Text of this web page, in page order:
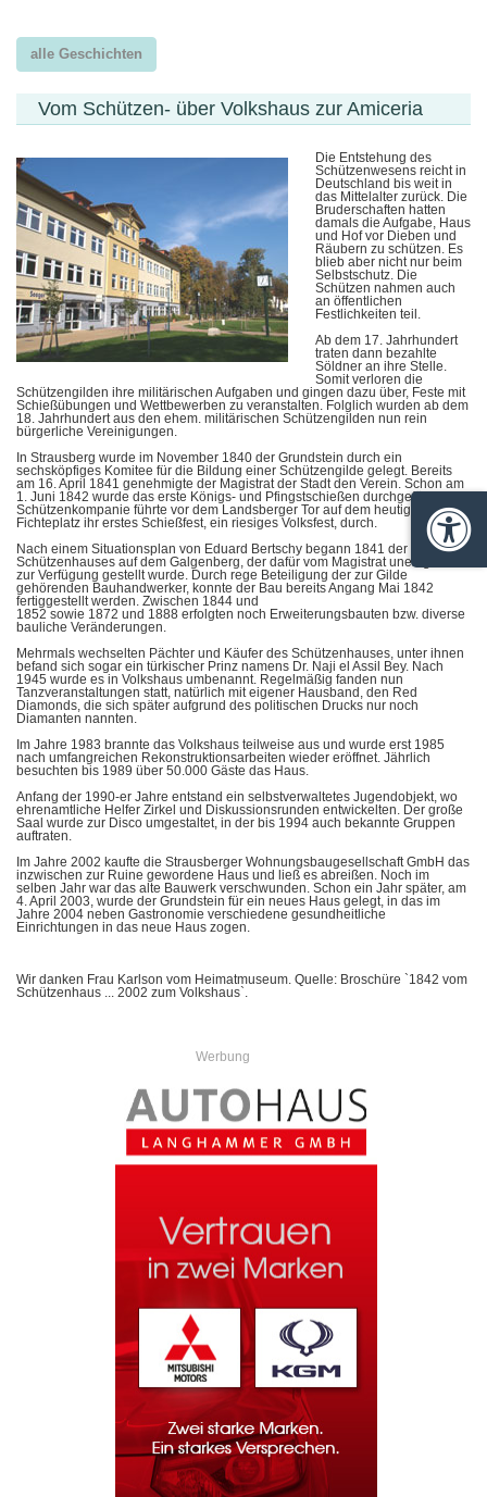
alle Geschichten
Vom Schützen- über Volkshaus zur Amiceria
Die Entstehung des
Schützenwesens reicht in
Deutschland bis weit in
das Mittelalter zurück. Die
Bruderschaften hatten
damals die Aufgabe, Haus
und Hof vor Dieben und
Räubern zu schützen. Es
blieb aber nicht nur beim
Selbstschutz. Die
Schützen nahmen auch
an öffentlichen
Festlichkeiten teil.
Ab dem 17. Jahrhundert
traten dann bezahlte
Söldner an ihre Stelle.
Somit verloren die
Schützengilden ihre militärischen Aufgaben und gingen dazu über, Feste mit
Schießübungen und Wettbewerben zu veranstalten. Folglich wurden ab dem
18. Jahrhundert aus den ehem. militärischen Schützengilden nun rein
bürgerliche Vereinigungen.
In Strausberg wurde im November 1840 der Grundstein durch ein
sechsköpfiges Komitee für die Bildung einer Schützengilde gelegt. Bereits
am 16. April 1841 genehmigte der Magistrat der Stadt den Verein. Schon am
1. Juni 1842 wurde das erste Königs- und Pfingstschießen durchgeführt. Die
Schützenkompanie führte vor dem Landsberger Tor auf dem heutigen
Fichteplatz ihr erstes Schießfest, ein riesiges Volksfest, durch.
Nach einem Situationsplan von Eduard Bertschy begann 1841 der Bau des
Schützenhauses auf dem Galgenberg, der dafür vom Magistrat unentgeltlich
zur Verfügung gestellt wurde. Durch rege Beteiligung der zur Gilde
gehörenden Bauhandwerker, konnte der Bau bereits Angang Mai 1842
fertiggestellt werden. Zwischen 1844 und
1852 sowie 1872 und 1888 erfolgten noch Erweiterungsbauten bzw. diverse
bauliche Veränderungen.
Mehrmals wechselten Pächter und Käufer des Schützenhauses, unter ihnen
befand sich sogar ein türkischer Prinz namens Dr. Naji el Assil Bey. Nach
1945 wurde es in Volkshaus umbenannt. Regelmäßig fanden nun
Tanzveranstaltungen statt, natürlich mit eigener Hausband, den Red
Diamonds, die sich später aufgrund des politischen Drucks nur noch
Diamanten nannten.
Im Jahre 1983 brannte das Volkshaus teilweise aus und wurde erst 1985
nach umfangreichen Rekonstruktionsarbeiten wieder eröffnet. Jährlich
besuchten bis 1989 über 50.000 Gäste das Haus.
Anfang der 1990-er Jahre entstand ein selbstverwaltetes Jugendobjekt, wo
ehrenamtliche Helfer Zirkel und Diskussionsrunden entwickelten. Der große
Saal wurde zur Disco umgestaltet, in der bis 1994 auch bekannte Gruppen
auftraten.
Im Jahre 2002 kaufte die Strausberger Wohnungsbaugesellschaft GmbH das
inzwischen zur Ruine gewordene Haus und ließ es abreißen. Noch im
selben Jahr war das alte Bauwerk verschwunden. Schon ein Jahr später, am
4. April 2003, wurde der Grundstein für ein neues Haus gelegt, in das im
Jahre 2004 neben Gastronomie verschiedene gesundheitliche
Einrichtungen in das neue Haus zogen.
Wir danken Frau Karlson vom Heimatmuseum. Quelle: Broschüre `1842 vom
Schützenhaus ... 2002 zum Volkshaus`.
Werbung